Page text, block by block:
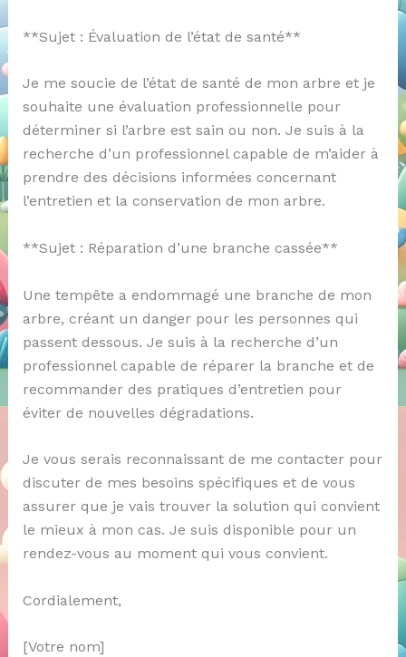
**Sujet : Évaluation de l’état de santé**
Je me soucie de l’état de santé de mon arbre et je
souhaite une évaluation professionnelle pour
déterminer si l’arbre est sain ou non. Je suis à la
recherche d’un professionnel capable de m’aider à
prendre des décisions informées concernant
l’entretien et la conservation de mon arbre.
**Sujet : Réparation d’une branche cassée**
Une tempête a endommagé une branche de mon
arbre, créant un danger pour les personnes qui
passent dessous. Je suis à la recherche d’un
professionnel capable de réparer la branche et de
recommander des pratiques d’entretien pour
éviter de nouvelles dégradations.
Je vous serais reconnaissant de me contacter pour
discuter de mes besoins spécifiques et de vous
assurer que je vais trouver la solution qui convient
le mieux à mon cas. Je suis disponible pour un
rendez-vous au moment qui vous convient.
Cordialement,
[Votre nom]